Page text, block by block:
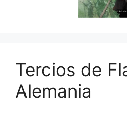
Tercios de
Alemania